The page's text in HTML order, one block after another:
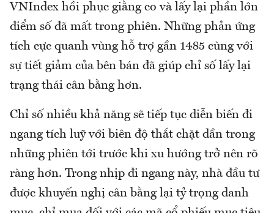
VNIndex hồi phục giằng co và lấy lại phần lớn
điểm số đã mất trong phiên. Những phản ứng
tích cực quanh vùng hỗ trợ gần 1485 cùng với
sự tiết giảm của bên bán đã giúp chỉ số lấy lại
trạng thái cân bằng hơn.
Chỉ số nhiều khả năng sẽ tiếp tục diễn biến đi
ngang tích luỹ với biên độ thắt chặt dần trong
những phiên tới trước khi xu hướng trở nên rõ
ràng hơn. Trong nhịp đi ngang này, nhà đầu tư
được khuyến nghị cân bằng lại tỷ trọng danh